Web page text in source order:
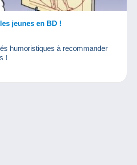
jeunes en BD !
humoristiques à recommander
!